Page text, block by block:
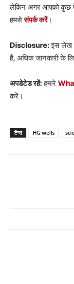
लेकिन अगर आपको कुछ
हमसेसंपर्क करें।
Disclosure:इस लेख
हैं, अधिक जानकारी के
अपडेटेड रहें:हमारे
करें।
टैग्स HG wells